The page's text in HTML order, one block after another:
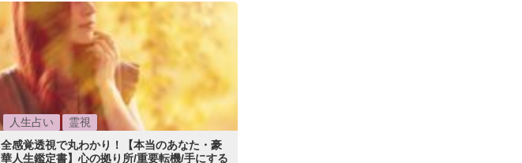
人生占い
霊視
全感覚透視で丸わかり！【本当のあなた・豪
華人生鑑定書】心の拠り所/重要転機/手にする